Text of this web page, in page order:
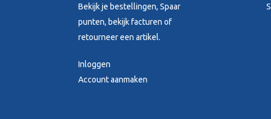
Bekijk je bestellingen, Spaar
punten, bekijk facturen of
retourneer een artikel.
Inloggen
Account aanmaken